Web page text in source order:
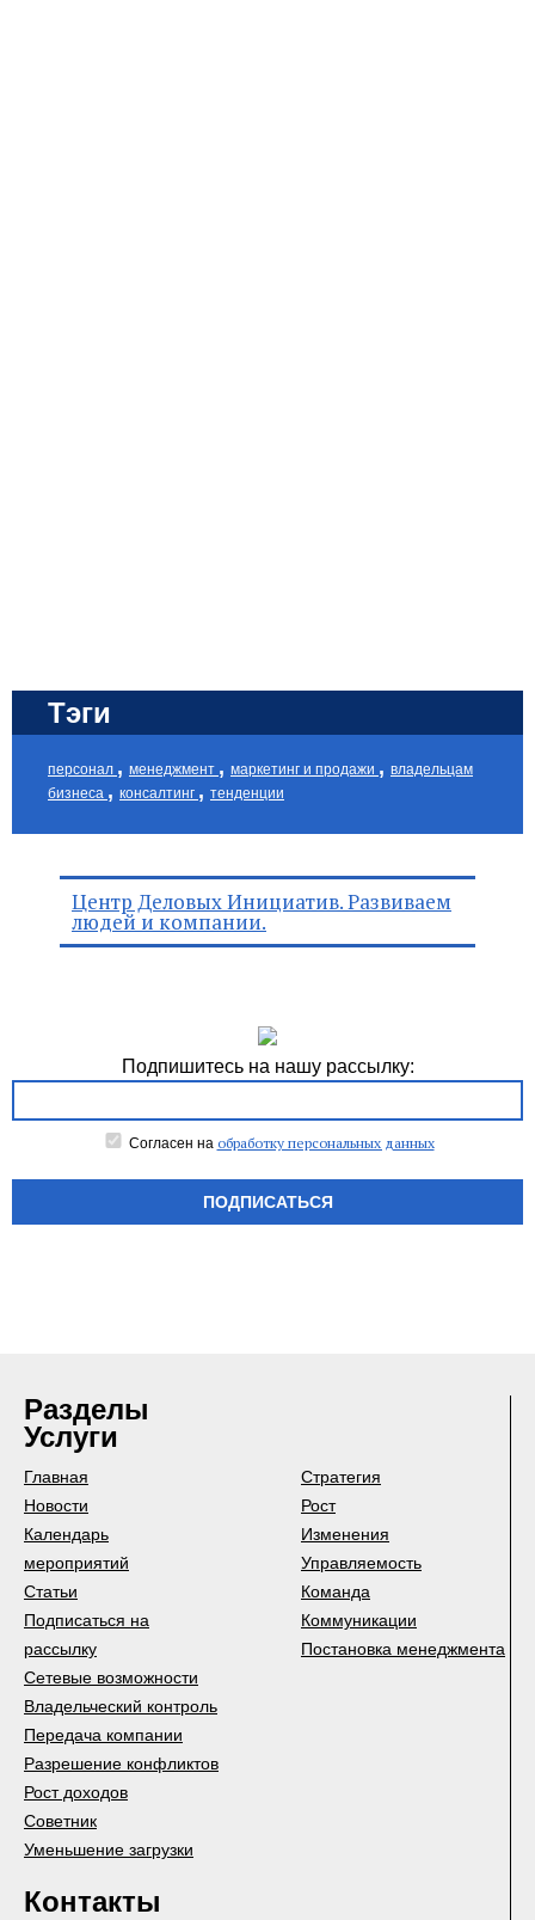
Тэги
персонал , менеджмент , маркетинг и продажи , владельцам
бизнеса , консалтинг , тенденции
Центр Деловых Инициатив. Развиваем
людей и компании.
Подпишитесь на нашу рассылку:
Согласен на обработку персональных данных
ПОДПИСАТЬСЯ
Разделы
Услуги
Главная
Новости
Календарь
мероприятий
Статьи
Подписаться на
рассылку
Стратегия
Рост
Изменения
Управляемость
Команда
Коммуникации
Постановка менеджмента
Сетевые возможности
Владельческий контроль
Передача компании
Разрешение конфликтов
Рост доходов
Советник
Уменьшение загрузки
Контакты